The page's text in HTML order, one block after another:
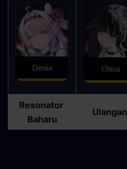
Resonator
Baharu
Ulangan